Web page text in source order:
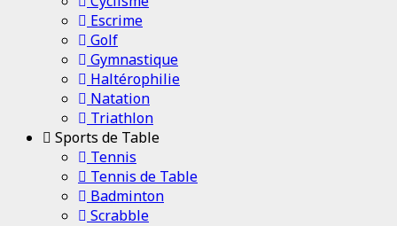
Escrime
Golf
Gymnastique
Haltérophilie
Natation
Triathlon
Sports de Table
Tennis
Tennis de Table
Badminton
Scrabble